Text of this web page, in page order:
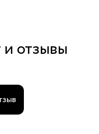
и отзывы